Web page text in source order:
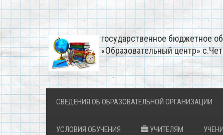
государственное бюджетное
«Образовательный центр»
СВЕДЕНИЯ ОБ ОБРАЗОВАТЕЛЬНОЙ ОРГАНИЗАЦИИ
УСЛОВИЯ ОБУЧЕНИЯ УЧИТЕЛЯМ